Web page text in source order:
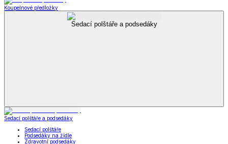
Koupelnové předložky
Sedací polštáře a podsedáky
Sedací polštáře a podsedáky
Sedací polštáře
Podsedáky na židle
Zdravotní podsedáky